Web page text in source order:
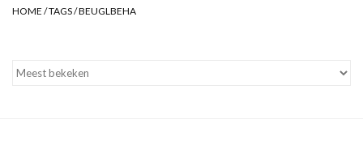
Nachtmode
HOME /TAGS/BEUGLBEHA